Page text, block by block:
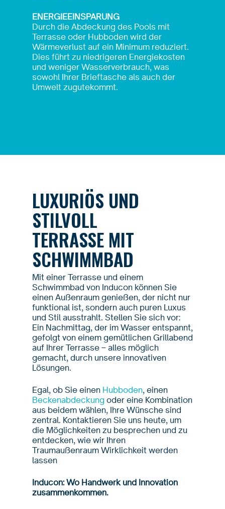
ENERGIEEINSPARUNG
Durch die Abdeckung des Pools mit
Terrasse oder Hubboden wird der
Wärmeverlust auf ein Minimum reduziert.
Dies führt zu niedrigeren Energiekosten
und weniger Wasserverbrauch, was
sowohl Ihrer Brieftasche als auch der
Umwelt zugutekommt.
LUXURIÖS UND
STILVOLL
TERRASSE MIT
SCHWIMMBAD
Mit einer Terrasse und einem
Schwimmbad von Inducon können Sie
einen Außenraum genießen, der nicht nur
funktional ist, sondern auch puren Luxus
und Stil ausstrahlt. Stellen Sie sich vor:
Ein Nachmittag, der im Wasser entspannt,
gefolgt von einem gemütlichen Grillabend
auf Ihrer Terrasse – alles möglich
gemacht, durch unsere innovativen
Lösungen.
Egal, ob Sie einen Hubboden, einen
Beckenabdeckung oder eine Kombination
aus beidem wählen, Ihre Wünsche sind
zentral. Kontaktieren Sie uns heute, um
die Möglichkeiten zu besprechen und zu
entdecken, wie wir Ihren
Traumaußenraum Wirklichkeit werden
lassen
Inducon: Wo Handwerk und Innovation
zusammenkommen.